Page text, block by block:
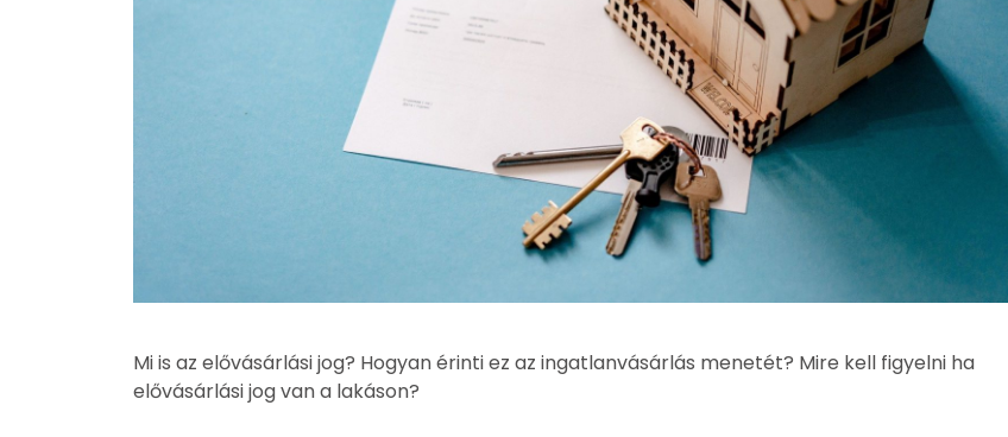
Mi is az elővásárlási jog? Hogyan érinti ez az ingatlanvásárlás menetét? Mire kell figyelni ha
elővásárlási jog van a lakáson?